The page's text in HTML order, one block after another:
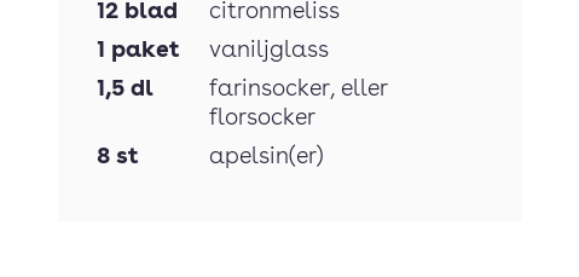
12 blad
citronmeliss
1 paket
vaniljglass
1,5 dl farinsocker, eller
florsocker
8 st apelsin(er)